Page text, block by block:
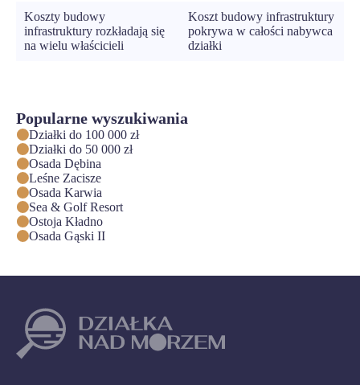
Koszty budowy
infrastruktury rozkładają się
na wielu właścicieli
Koszt budowy infrastruktury
pokrywa w całości nabywca
działki
Popularne wyszukiwania
Działki do 100 000 zł
Działki do 50 000 zł
Osada Dębina
Leśne Zacisze
Osada Karwia
Sea & Golf Resort
Ostoja Kładno
Osada Gąski II